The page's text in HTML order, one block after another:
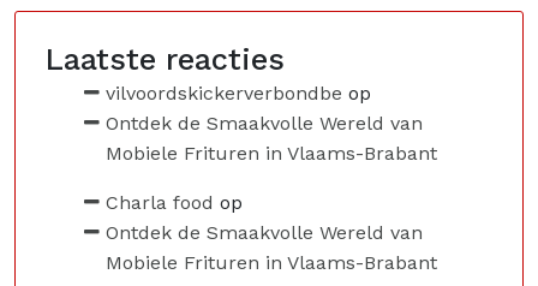
Laatste reacties
vilvoordskickerverbondbe op
Ontdek de Smaakvolle Wereld van
Mobiele Frituren in Vlaams-Brabant
Charla food op
Ontdek de Smaakvolle Wereld van
Mobiele Frituren in Vlaams-Brabant